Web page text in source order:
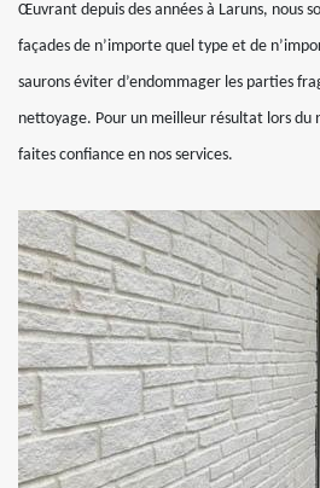
Œuvrant depuis des années à Laruns, nous
façades de n’importe quel type et de
saurons éviter d’endommager les parties
nettoyage. Pour un meilleur résultat lors du
faites confiance en nos services.